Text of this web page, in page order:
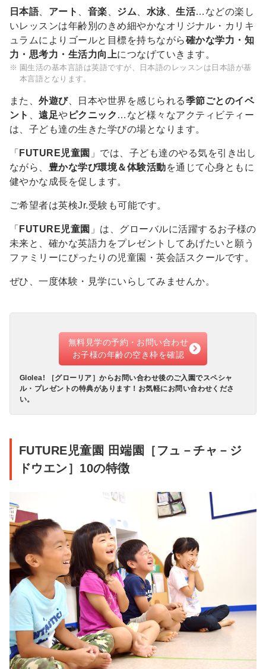
日本語、 アート 音楽 ジム 水泳 、生活…などの楽し
いレッスンは年齢別のきめ細やかなオリジナル・カリキ
ュラムによりゴールと目標を持ちながら確かな学力・知
力・思考力・生活力向上につなげていきます。
園生活の基本言語は英語ですが、日本語のレッスンは日本語が基
本言語となります。
また、外遊び、日本や世界を感じられる季節ごとのイベ
ント
、遠足や ピクニック …など様々なアクティビティー
は、子ども達の生きた学びの場となります。
「 FUTURE児童園 」では、子ども達のやる気を引き出し
ながら、 豊かな学び環境＆体験活動を通じて心身ともに
健やかな成長を促します。
ご希望者は英検Jr.受験も可能です。
「 FUTURE児童園 」は、グローバルに活躍するお子様の
未来と、確かな英語力をプレゼントしてあげたいと願う
ファミリーにぴったりの児童園・英会話スクールです。
ぜひ、一度体験・見学にいらしてみませんか。
無料見学の予約・お問い合わせ
お子様の年齢の空き枠を確認
Glolea! ［グローリア］からお問い合わせ後のご入園でスペシャ
ル・プレゼントの特典があります！お気軽にお問い合わせくださ
い。
FUTURE児童園 田端園［フュ－チャ－ジ
ドウエン］10の特徴